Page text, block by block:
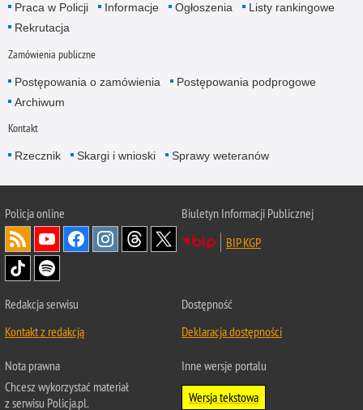
Praca w Policji Informacje Ogłoszenia
Listy rankingowe
Rekrutacja
Zamówienia publiczne
Postępowania o zamówienia
Postępowania podprogowe
Archiwum
Kontakt
Rzecznik Skargi i wnioski Sprawy weteranów
Policjaonline
Biuletyn Informacji Publicznej
BIP KGP
Redakcja serwisu
Kontakt z redakcją
Dostępność
Deklaracja dostępności
Nota prawna
Chcesz wykorzystać materiał
z serwisu Policja.pl.
Inne wersje portalu
Wersja tekstowa